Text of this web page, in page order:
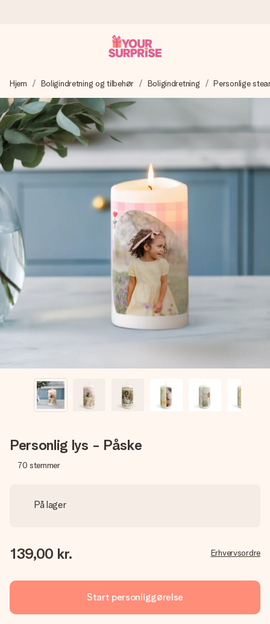
Vi laver din gave med omhu og sender den lynhurtigt – så
du kan give den på det helt rette tidspunkt, når den
betyder allermest.
4,7 (baseret på +15.000 anmeldelser)
Vores gaver inspirerer. Kunderne giver os 4,7 på Google
Gratis kort med hilsen
Lav noget særligt i blot få trin – med hendes navn, et
billede af dig eller en besked, der går lige i hendes hjerte.
Intet besvær men udelukkende en masse kærlighed i
øjeblikket.
Hjem Boligindretning og tilbehør Boligindretning Personlige
Personlig lys - Påske
70 stemmer
På lager
139,00 kr. Erhvervsordre
Start personliggørelse